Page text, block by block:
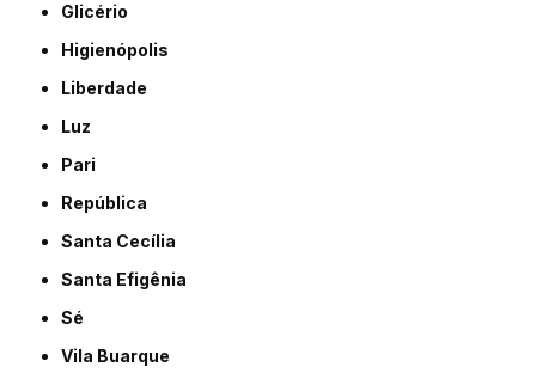
Glicério
Higienópolis
Liberdade
Luz
Pari
República
Santa Cecília
Santa Efigênia
Sé
Vila Buarque